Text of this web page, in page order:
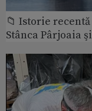
📁 Istorie recentă
Stânca Pârjoaia